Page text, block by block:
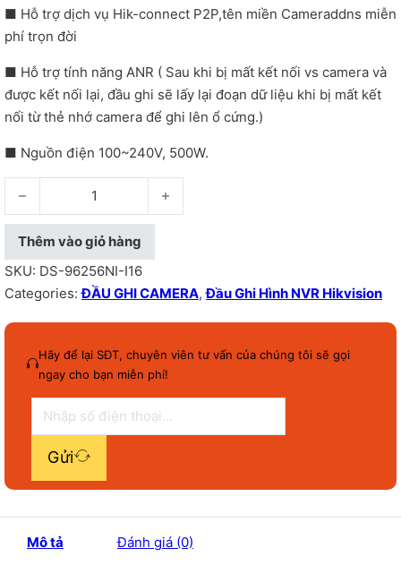
■ Hỗ trợ dịch vụ Hik-connect P2P,tên miền Cameraddns miễn
phí trọn đời
■ Hỗ trợ tính năng ANR ( Sau khi bị mất kết nối vs camera và
được kết nối lại, đầu ghi sẽ lấy lại đoạn dữ liệu khi bị mất kết
nối từ thẻ nhớ camera để ghi lên ổ cứng.)
■ Nguồn điện 100~240V, 500W.
Đầu ghi hình IP 256 kênh high-end cao cấp: - DS-96256NI-I16
Thêm vào giỏ hàng
SKU: DS-96256NI-I16
Categories:ĐẦU GHI CAMERA,Đầu Ghi Hình NVR Hikvision
Hãy để lại SĐT, chuyên viên tư vấn của chúng tôi sẽ gọi
ngay cho bạn miễn phí!
Gửi
Mô tả Đánh giá (0)